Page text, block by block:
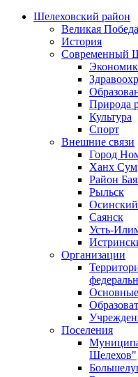
Шелеховский район
Великая Победа
История
Современный
Природа
Культура
Спорт
Внешние связи
Город
Ханх Сум
Район
Рыльск
Саянск
Усть-
Организации
Поселения
Шелехов"